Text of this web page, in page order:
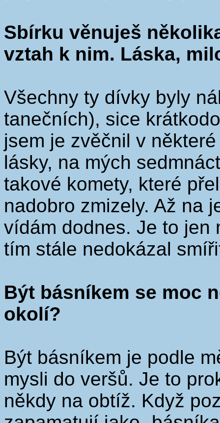
Sbírku věnuješ
vztah k nim. Láska,
Všechny ty dívky byly
tanečních), sice
jsem je zvěčnil v
lásky, na mých
takové komety, které
nadobro zmizely. Až na
vídám dodnes. Je to jen
tím stále nedokázal
Být básníkem se moc
okolí?
Být básníkem je podle
mysli do veršů. Je to
někdy na obtíž. Když